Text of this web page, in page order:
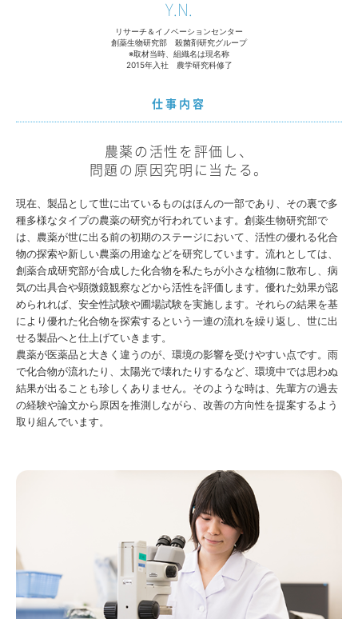
Y.N.
リサーチ＆イノベーションセンター
創薬生物研究部 殺菌剤研究グループ
※取材当時、組織名は現名称
2015年入社 農学研究科修了
仕事内容
農薬の活性を評価し、
問題の原因究明に当たる。
現在、製品として世に出ているものはほんの一部であり、その裏で多
種多様なタイプの農薬の研究が行われています。創薬生物研究部で
は、農薬が世に出る前の初期のステージにおいて、活性の優れる化合
物の探索や新しい農薬の用途などを研究しています。流れとしては、
創薬合成研究部が合成した化合物を私たちが小さな植物に散布し、病
気の出具合や顕微鏡観察などから活性を評価します。優れた効果が認
められれば、安全性試験や圃場試験を実施します。それらの結果を基
により優れた化合物を探索するという一連の流れを繰り返し、世に出
せる製品へと仕上げていきます。
農薬が医薬品と大きく違うのが、環境の影響を受けやすい点です。雨
で化合物が流れたり、太陽光で壊れたりするなど、環境中では思わぬ
結果が出ることも珍しくありません。そのような時は、先輩方の過去
の経験や論文から原因を推測しながら、改善の方向性を提案するよう
取り組んでいます。